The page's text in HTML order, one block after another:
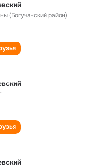
(Богучанский район)